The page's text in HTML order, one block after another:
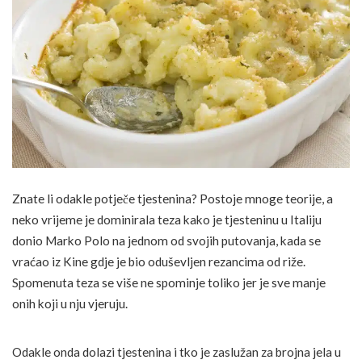
Znate li odakle potječe tjestenina? Postoje mnoge teorije, a
neko vrijeme je dominirala teza kako je tjesteninu u Italiju
donio Marko Polo na jednom od svojih putovanja, kada se
vraćao iz Kine gdje je bio oduševljen rezancima od riže.
Spomenuta teza se više ne spominje toliko jer je sve manje
onih koji u nju vjeruju.
Odakle onda dolazi tjestenina i tko je zaslužan za brojna jela u